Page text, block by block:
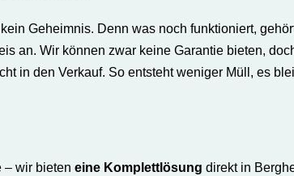
Geheimnis. Denn was noch funktioniert,
an. Wir können zwar keine Garantie bieten,
in den Verkauf. So entsteht weniger Müll, es
– wir bieten eine Komplettlösung direkt in